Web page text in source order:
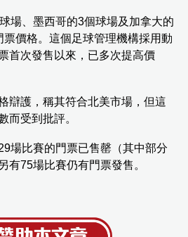
場、墨西哥的3個球場及加拿大的
價格。這個足球管理機構採用動
首次發售以來，已多次提高價
辯護，稱其符合北美市場，但這
而受到批評。
場比賽的門票已售罄（其中部分
有75場比賽仍有門票發售。